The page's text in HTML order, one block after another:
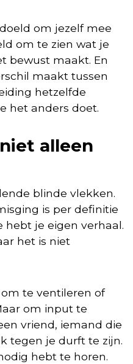
om jezelf mee
om te zien wat je
bewust maakt. En
maakt tussen
hetzelfde
het anders doet.
alleen
blinde vlekken.
is per definitie
hebt je eigen verhaal.
het is niet
te ventileren of
om input te
vriend, iemand die
tegen je durft te zijn.
hebt te horen.